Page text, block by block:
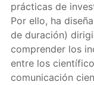
prácticas de
Por ello, ha
de duración)
comprender los
entre los
comunicación